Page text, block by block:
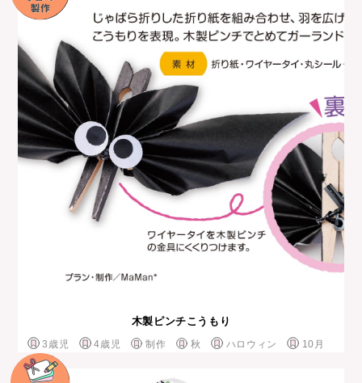
木製ピンチこうもり
3歳児 4歳児 制作 秋 ハロウィン 10月